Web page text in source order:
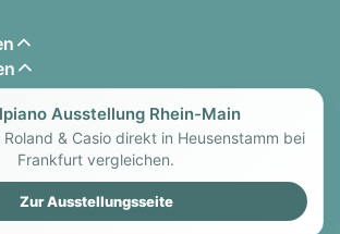
Position (VPP)
(112 programmierbare
(CF)
unterschiedliche Historische
Select
Ausstellung Rhein-Main
Roland & Casio direkt in Heusenstamm bei
Frankfurt vergleichen.
Zur Ausstellungsseite